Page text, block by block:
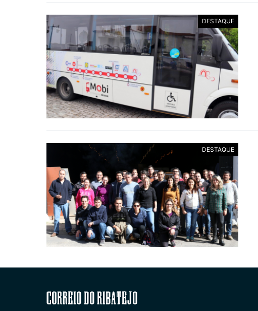
DESTAQUE
DESTAQUE
Correio do Ribatejo